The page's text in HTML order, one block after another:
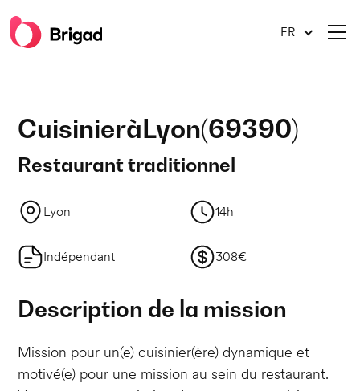
FR
CuisinieràLyon(69390)
Restaurant traditionnel
Lyon 14h
Indépendant 308€
Description de la mission
Mission pour un(e) cuisinier(ère) dynamique et
motivé(e) pour une mission au sein du restaurant.